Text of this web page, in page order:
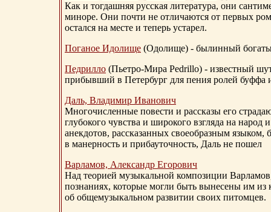
Как и тогдашняя русская литература, они
миноре. Они почти не отличаются от первых
остался на месте и теперь устарел.
Поганое Идолище (Одолище) - былинный
Педрилло (Пьетро-Мира Pedrillo) - известный
прибывший в Петербург для пения ролей буффа
Даль, Владимир Иванович
Многочисленные повести и рассказы его
глубокого чувства и широкого взгляда на
анекдотов, рассказанных своеобразным
в манерность и прибауточность, Даль не пошел
Варламов, Александр Егорович
Над теорией музыкальной композиции
познаниях, которые могли быть вынесены им из
об общемузыкальном развитии своих питомцев.